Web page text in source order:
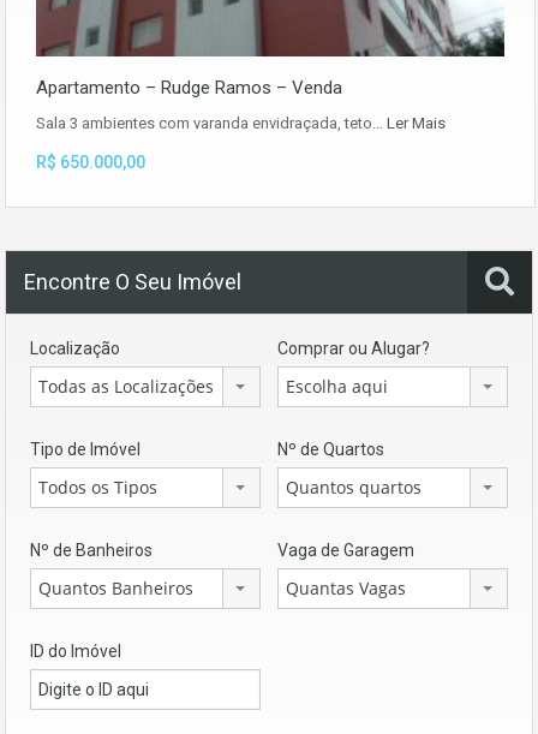
Apartamento – Rudge Ramos – Venda
Sala 3 ambientes com varanda envidraçada, teto… Ler Mais
R$ 650.000,00
Encontre O Seu Imóvel
Localização
Todas as Localizações
Comprar ou Alugar?
Escolha aqui
Tipo de Imóvel
Todos os Tipos
Nº de Quartos
Quantos quartos
Nº de Banheiros
Quantos Banheiros
Vaga de Garagem
Quantas Vagas
ID do Imóvel